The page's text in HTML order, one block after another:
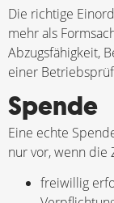
Die richtige
mehr als
Abzugsfähigkeit,
einer
Spende
Eine echte
nur vor, wenn die
freiwillig